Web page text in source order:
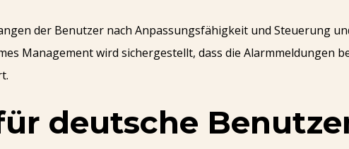
der Benutzer nach Anpassungsfähigkeit und Steuerung
Management wird sichergestellt, dass die Alarmmeldungen
deutsche